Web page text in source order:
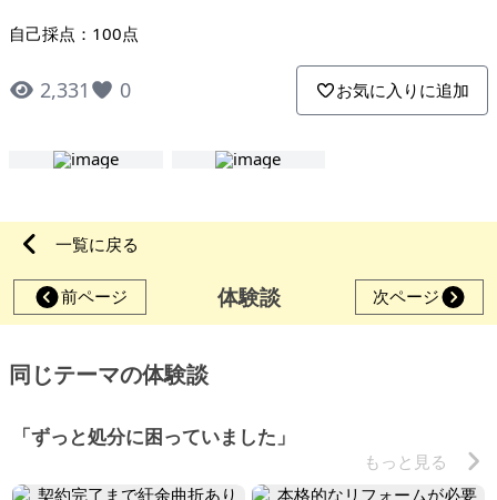
自己採点：100点
2,331 0 お気に入りに追加
一覧に戻る
前ページ 体験談 次ページ
同じテーマの体験談
「ずっと処分に困っていました」
もっと見る